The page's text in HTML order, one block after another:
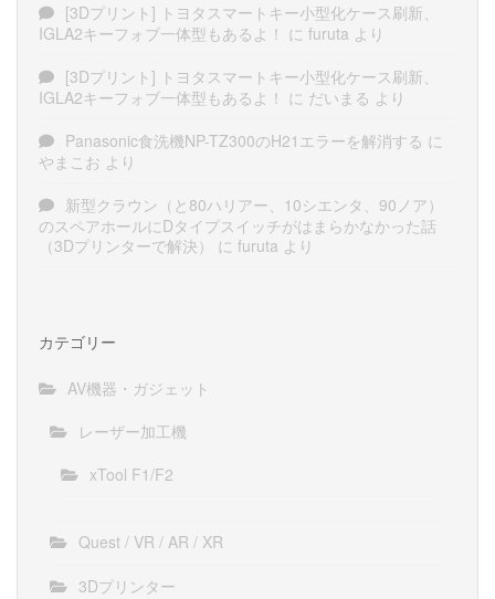
[3Dプリント] トヨタスマートキー小型化ケース刷新、
IGLA2キーフォブ一体型もあるよ！ に furuta より
[3Dプリント] トヨタスマートキー小型化ケース刷新、
IGLA2キーフォブ一体型もあるよ！ に だいまる より
Panasonic食洗機NP-TZ300のH21エラーを解消する に
やまこお より
新型クラウン（と80ハリアー、10シエンタ、90ノア）
のスペアホールにDタイプスイッチがはまらかなかった話
（3Dプリンターで解決）
に furuta より
カテゴリー
AV機器・ガジェット
レーザー加工機
xTool F1/F2
Quest / VR / AR / XR
3Dプリンター